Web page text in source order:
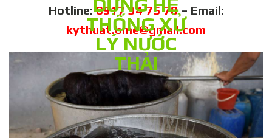
Hotline:0917 34 75 78– Email:
kythuat.bme@gmail.com